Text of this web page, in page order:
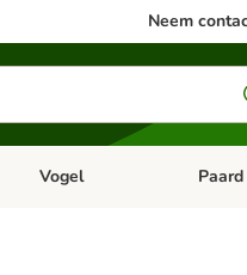
Neem
Kleine dieren
Open categorie menu: Vis
Vogel Open
Paard